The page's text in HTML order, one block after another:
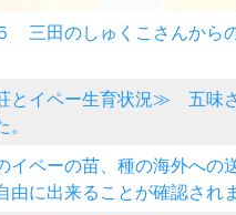
三田のしゅくこさんから
とイペー生育状況≫ 五味
イペーの苗、種の海外への
由に出来ることが確認されま